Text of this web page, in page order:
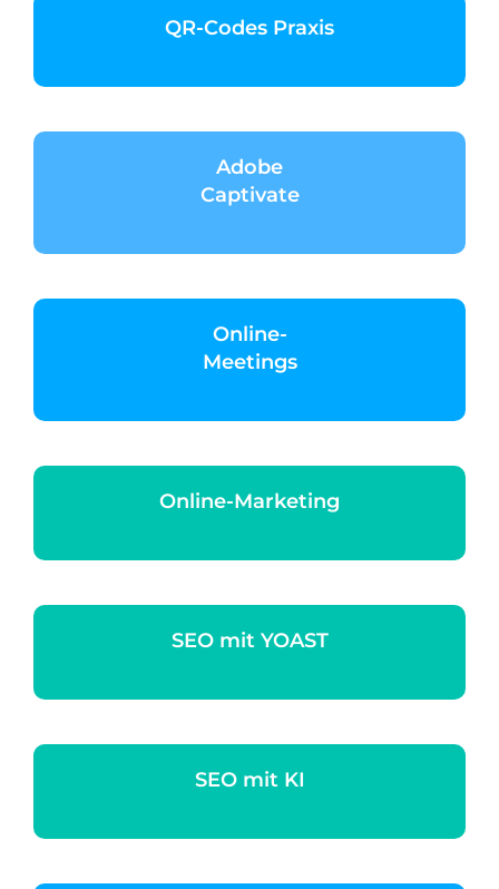
QR-Codes Praxis
Adobe
Captivate
Online-
Meetings
Online-Marketing
SEO mit YOAST
SEO mit KI